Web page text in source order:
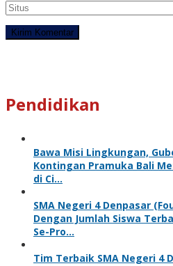
Pendidikan
Bawa Misi Lingkungan,
Kontingan Pramuka Bali
di Ci…
SMA Negeri 4 Denpasar
Dengan Jumlah Siswa
Se-Pro…
Tim Terbaik SMA Negeri 4